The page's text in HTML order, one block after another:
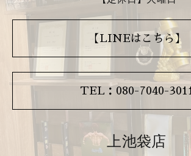
【LINEはこちら】
TEL：080-7040-3011
上池袋店